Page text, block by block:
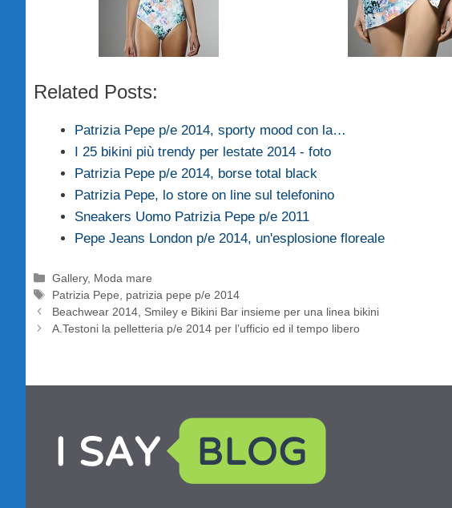
Related Posts:
Patrizia Pepe p/e 2014, sporty mood con la…
I 25 bikini più trendy per lestate 2014 - foto
Patrizia Pepe p/e 2014, borse total black
Patrizia Pepe, lo store on line sul telefonino
Sneakers Uomo Patrizia Pepe p/e 2011
Pepe Jeans London p/e 2014, un'esplosione floreale
Categorie
Gallery, Moda mare
Tag
Patrizia Pepe
patrizia pepe p/e 2014
Beachwear 2014, Smiley e Bikini Bar insieme per una linea bikini
A.Testoni la pelletteria p/e 2014 per l’ufficio ed il tempo libero